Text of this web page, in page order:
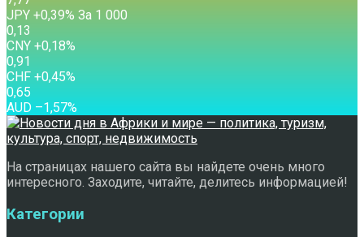
JPY +0,39% За 1 000
0,13
CNY +0,18%
0,91
CHF +0,45%
0,65
AUD –1,57%
На страницах нашего сайта вы найдете очень много
интересного. Заходите, читайте, делитесь информацией!
Категории